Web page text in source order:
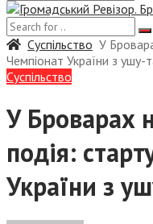
Суспiльство У
Чемпіонат України з ушу-
Суспiльство
У Броварах
подія:
України з